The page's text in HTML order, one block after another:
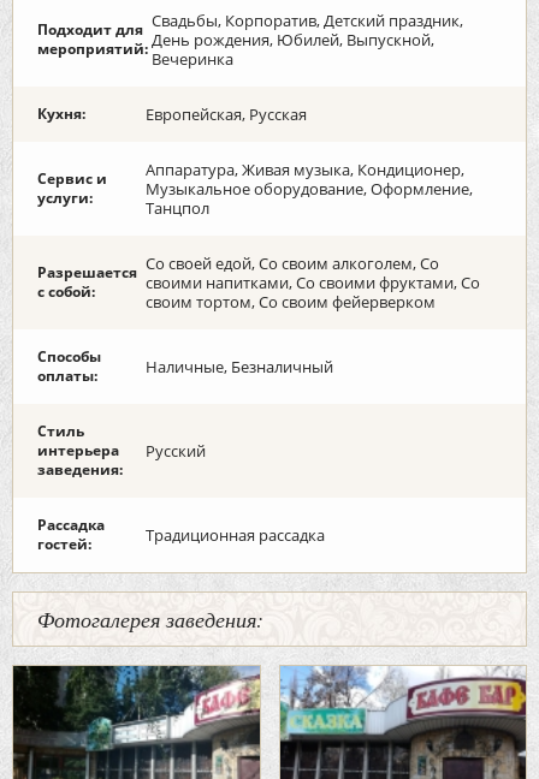
Подходит для
мероприятий:
Свадьбы, Корпоратив, Детский праздник,
День рождения, Юбилей, Выпускной,
Вечеринка
Кухня: Европейская, Русская
Сервис и
услуги:
Аппаратура, Живая музыка, Кондиционер,
Музыкальное оборудование, Оформление,
Танцпол
Разрешается
с собой:
Со своей едой, Со своим алкоголем, Со
своими напитками, Со своими фруктами, Со
своим тортом, Со своим фейерверком
Способы
оплаты:
Наличные, Безналичный
Стиль
интерьера
заведения:
Русский
Рассадка
гостей:
Традиционная рассадка
Фотогалерея заведения: